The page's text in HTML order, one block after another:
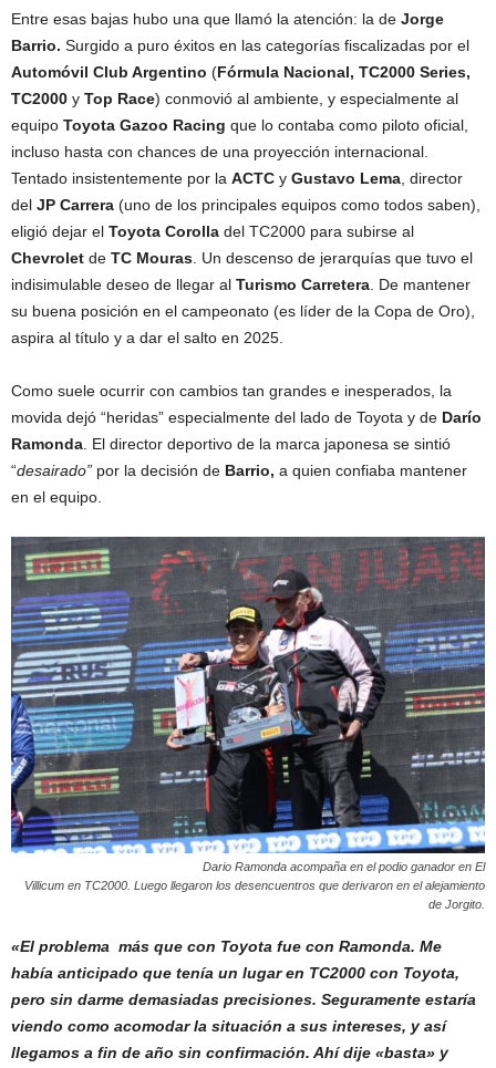
Entre esas bajas hubo una que llamó la atención: la de Jorge
Barrio. Surgido a puro éxitos en las categorías fiscalizadas por el
Automóvil Club Argentino (Fórmula Nacional, TC2000 Series,
TC2000 y Top Race) conmovió al ambiente, y especialmente al
equipo Toyota Gazoo Racing que lo contaba como piloto oficial,
incluso hasta con chances de una proyección internacional.
Tentado insistentemente por la ACTC y Gustavo Lema, director
del JP Carrera (uno de los principales equipos como todos saben),
eligió dejar el Toyota Corolla del TC2000 para subirse al
Chevrolet de TC Mouras. Un descenso de jerarquías que tuvo el
indisimulable deseo de llegar al Turismo Carretera. De mantener
su buena posición en el campeonato (es líder de la Copa de Oro),
aspira al título y a dar el salto en 2025.
Como suele ocurrir con cambios tan grandes e inesperados, la
movida dejó “heridas” especialmente del lado de Toyota y de Darío
Ramonda. El director deportivo de la marca japonesa se sintió
“desairado” por la decisión de Barrio, a quien confiaba mantener
en el equipo.
Dario Ramonda acompaña en el podio ganador en El
Villicum en TC2000. Luego llegaron los desencuentros que derivaron en el alejamiento
de Jorgito.
«El problema más que con Toyota fue con Ramonda. Me
había anticipado que tenía un lugar en TC2000 con Toyota,
pero sin darme demasiadas precisiones. Seguramente estaría
viendo como acomodar la situación a sus intereses, y así
llegamos a fin de año sin confirmación. Ahí dije «basta» y